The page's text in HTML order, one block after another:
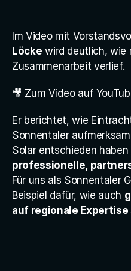
Im Video mit
Löcke wird deutlich, wie
Zusammenarbeit verlief.
🎥 Zum Video auf
Er berichtet, wie
Sonnentaler
professionelle,
Für uns als Sonnentaler
Beispiel dafür, wie auch
auf regionale